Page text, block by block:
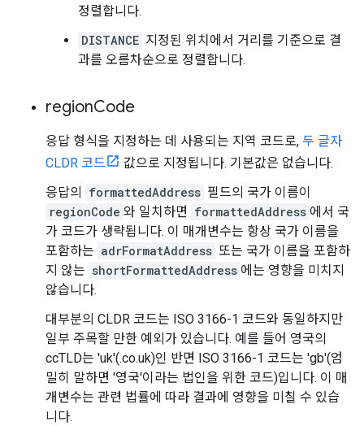
정렬합니다.
DISTANCE 지정된 위치에서 거리를 기준으로 결
과를 오름차순으로 정렬합니다.
regionCode
응답 형식을 지정하는 데 사용되는 지역 코드로, 두 글자
CLDR 코드
값으로 지정됩니다. 기본값은 없습니다.
응답의
formattedAddress 필드의 국가 이름이
regionCode 와 일치하면 formattedAddress 에서 국
가 코드가 생략됩니다. 이 매개변수는 항상 국가 이름을
포함하는 adrFormatAddress 또는 국가 이름을 포함하
지 않는 shortFormattedAddress 에는 영향을 미치지
않습니다.
대부분의 CLDR 코드는 ISO 3166-1 코드와 동일하지만
일부 주목할 만한 예외가 있습니다. 예를 들어 영국의
ccTLD는 'uk'(.co.uk)인 반면 ISO 3166-1 코드는 'gb'(엄
밀히 말하면 '영국'이라는 법인을 위한 코드)입니다. 이 매
개변수는 관련 법률에 따라 결과에 영향을 미칠 수 있습
니다.